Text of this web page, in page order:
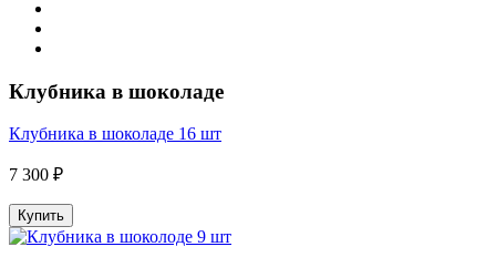
Клубника в шоколаде
Клубника в шоколаде 16 шт
7 300 ₽
Купить